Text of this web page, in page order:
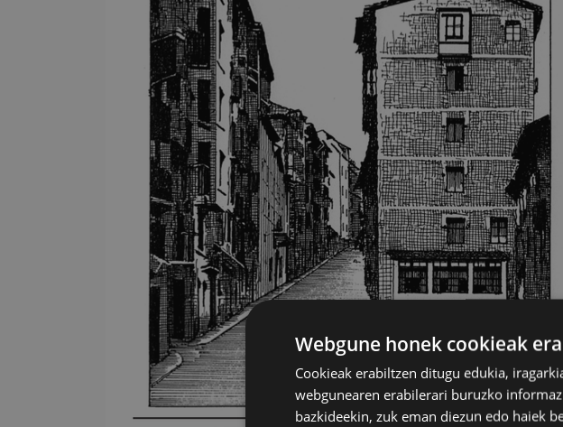
Webgune honek cookieak
Cookieak erabiltzen ditugu edukia,
webgunearen erabilerari buruzko
bazkideekin, zuk eman diezun edo haiek